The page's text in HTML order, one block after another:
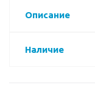
Описание
Наличие